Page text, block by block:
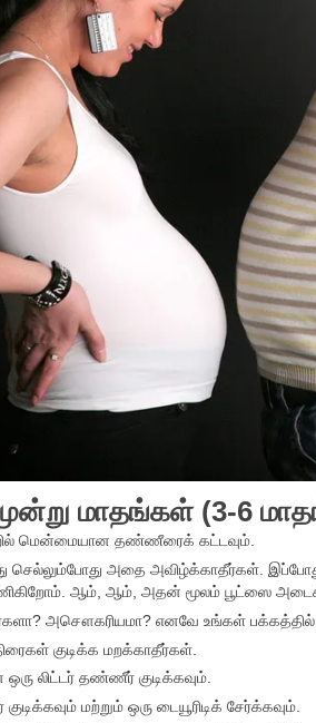
மாதங்கள் (3-6
மென்மையான தண்ணீரைக் கட்டவும்.
செல்லும்போது அதை அவிழ்க்காதீர்கள்.
ஆம், ஆம், அதன் மூலம் பூட்ஸை
அசௌகரியமா? எனவே உங்கள்
குடிக்க மறக்காதீர்கள்.
லிட்டர் தண்ணீர் குடிக்கவும்.
மற்றும் ஒரு டையூரிடிக் சேர்க்கவும்.